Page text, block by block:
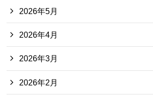
2026年5月
2026年4月
2026年3月
2026年2月